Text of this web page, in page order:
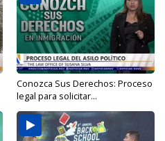
Conozca Sus Derechos: Proceso
legal para solicitar...